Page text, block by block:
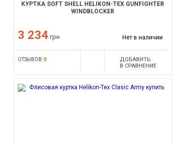
КУРТКА SOFT SHELL HELIKON-TEX GUNFIGHTER
WINDBLOCKER
3 234 грн Нет в наличии
ОТЗЫВОВ:0
ДОБАВИТЬ
В СРАВНЕНИЕ